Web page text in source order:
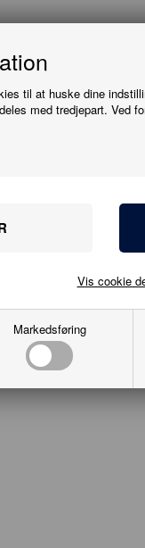
til at huske dine
med tredjepart. Ved
Markedsføring
Vis cookie